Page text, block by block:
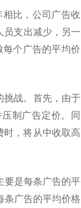
比，公司广告收
员支出减少，另一
个广告的平均价
挑战。首先，由于
制广告定价。同
时，将从中收取高
要是每条广告的平
条广告的平均价格